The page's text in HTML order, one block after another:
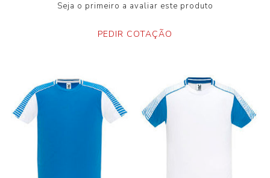
Seja o primeiro a avaliar este produto
PEDIR COTAÇÃO